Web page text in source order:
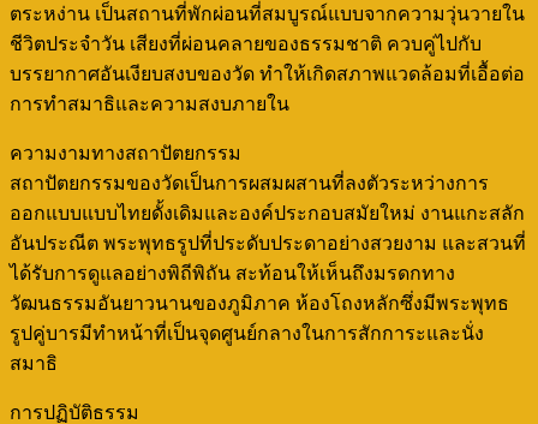
ตระหง่าน เป็นสถานที่พักผ่อนที่สมบูรณ์แบบจากความวุ่นวายใน
ชีวิตประจำวัน เสียงที่ผ่อนคลายของธรรมชาติ ควบคู่ไปกับ
บรรยากาศอันเงียบสงบของวัด ทำให้เกิดสภาพแวดล้อมที่เอื้อต่อ
การทำสมาธิและความสงบภายใน
ความงามทางสถาปัตยกรรม
สถาปัตยกรรมของวัดเป็นการผสมผสานที่ลงตัวระหว่างการ
ออกแบบแบบไทยดั้งเดิมและองค์ประกอบสมัยใหม่ งานแกะสลัก
อันประณีต พระพุทธรูปที่ประดับประดาอย่างสวยงาม และสวนที่
ได้รับการดูแลอย่างพิถีพิถัน สะท้อนให้เห็นถึงมรดกทาง
วัฒนธรรมอันยาวนานของภูมิภาค ห้องโถงหลักซึ่งมีพระพุทธ
รูปคู่บารมีทำหน้าที่เป็นจุดศูนย์กลางในการสักการะและนั่ง
สมาธิ
การปฏิบัติธรรม